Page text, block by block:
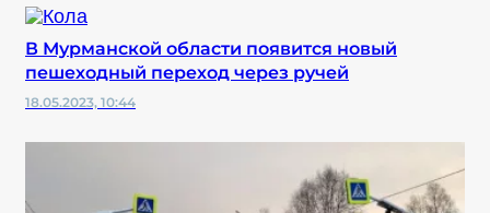
В Мурманской области появится новый
пешеходный переход через ручей
18.05.2023, 10:44